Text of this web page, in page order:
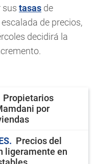
sus tasas de
de precios,
decidirá la
Propietarios
por
Precios del
ligeramente en